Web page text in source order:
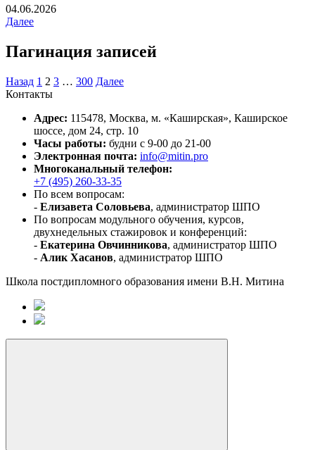
04.06.2026
Далее
Пагинация записей
Назад 1 2 3 … 300 Далее
Контакты
Адрес: 115478, Москва, м. «Каширская», Каширское
шоссе, дом 24, стр. 10
Часы работы: будни c 9-00 до 21-00
Электронная почта: info@mitin.pro
Многоканальный телефон:
+7 (495) 260-33-35
По всем вопросам:
- Елизавета Соловьева, администратор ШПО
По вопросам модульного обучения, курсов,
двухнедельных стажировок и конференций:
- Екатерина Овчинникова, администратор ШПО
- Алик Хасанов, администратор ШПО
Школа постдипломного образования имени В.Н. Митина